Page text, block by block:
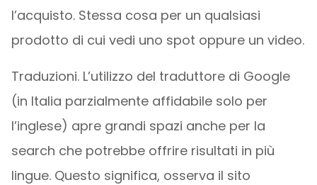
l’acquisto. Stessa cosa per un qualsiasi
prodotto di cui vedi uno spot oppure un video.
Traduzioni. L’utilizzo del traduttore di Google
(in Italia parzialmente affidabile solo per
l’inglese) apre grandi spazi anche per la
search che potrebbe offrire risultati in più
lingue. Questo significa, osserva il sito